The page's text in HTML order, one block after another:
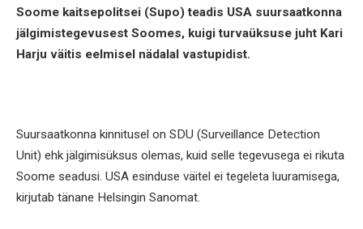
Soome kaitsepolitsei (Supo) teadis USA suursaatkonna
jälgimistegevusest Soomes, kuigi turvaüksuse juht Kari
Harju väitis eelmisel nädalal vastupidist.
Suursaatkonna kinnitusel on SDU (Surveillance Detection
Unit) ehk jälgimisüksus olemas, kuid selle tegevusega ei rikuta
Soome seadusi. USA esinduse väitel ei tegeleta luuramisega,
kirjutab tänane Helsingin Sanomat.